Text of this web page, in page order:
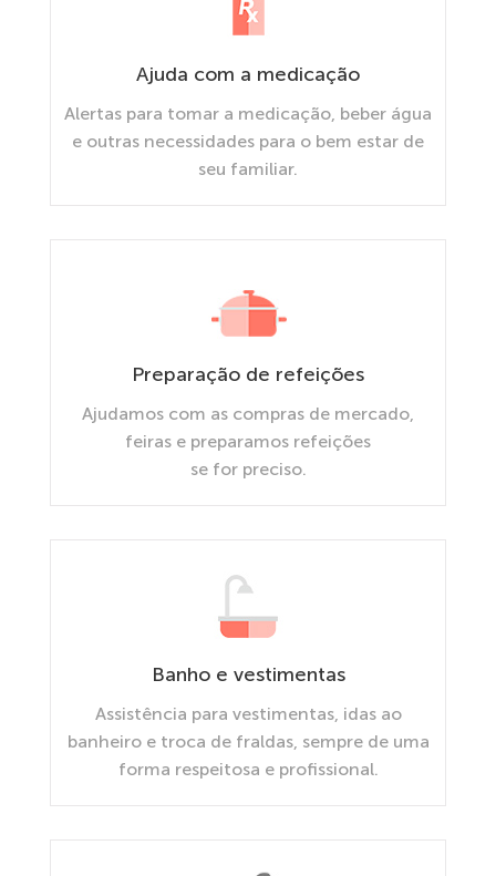
Ajuda com a medicação
Alertas para tomar a medicação, beber água
e outras necessidades para o bem estar de
seu familiar.
Preparação de refeições
Ajudamos com as compras de mercado,
feiras e preparamos refeições
se for preciso.
Banho e vestimentas
Assistência para vestimentas, idas ao
banheiro e troca de fraldas, sempre de uma
forma respeitosa e profissional.